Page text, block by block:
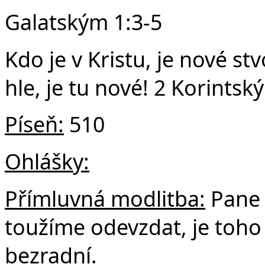
Galatským 1:3-5
Kdo je v Kristu, je nové
hle, je tu nové! 2
Píseň: 510
Ohlášky:
Přímluvná modlitba:
toužíme odevzdat, je
bezradní.